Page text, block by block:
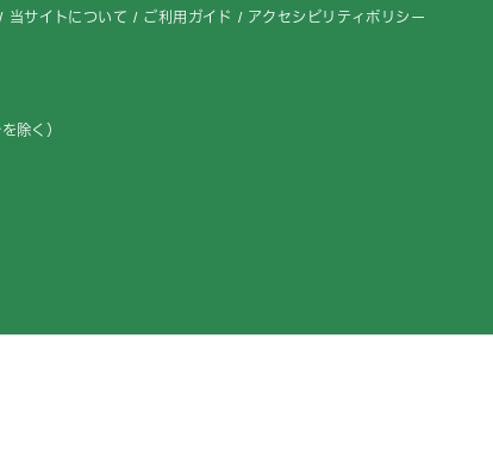
当サイトについて ご利用ガイド アクセシビリティポリシー
除く）